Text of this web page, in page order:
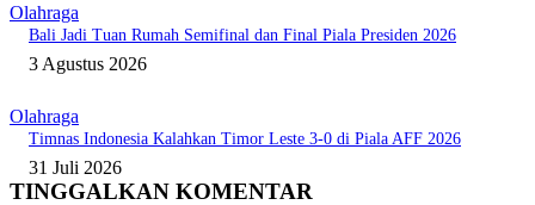
Olahraga
Bali Jadi Tuan Rumah Semifinal dan Final Piala Presiden 2026
3 Agustus 2026
Olahraga
Timnas Indonesia Kalahkan Timor Leste 3-0 di Piala AFF 2026
31 Juli 2026
TINGGALKAN KOMENTAR